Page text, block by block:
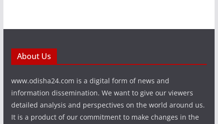
About Us
www.odisha24.com is a digital form of news and
information dissemination. We want to give our viewers
detailed analysis and perspectives on the world around us.
It is a product of our commitment to make changes in the